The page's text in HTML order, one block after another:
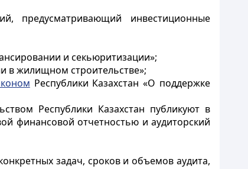
предусматривающий инвестиционные
и секьюритизации»;
в жилищном строительстве»;
Республики Казахстан «О поддержке
Республики Казахстан публикуют в
финансовой отчетностью и аудиторский
задач, сроков и объемов аудита,